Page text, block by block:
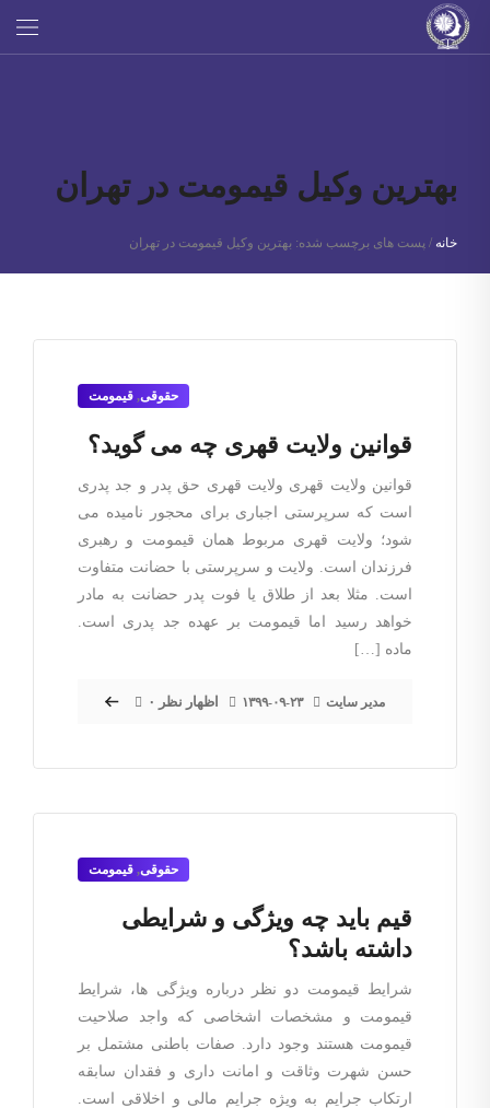
بهترین وکیل قیمومت در تهران
خانه / پست های برچسب شده: بهترین وکیل قیمومت در تهران
حقوقی, قیمومت
قوانین ولایت قهری چه می گوید؟
قوانین ولایت قهری ولایت قهری حق پدر و جد پدری
است که سرپرستی اجباری برای محجور نامیده می
شود؛ ولایت قهری مربوط همان قیمومت و رهبری
فرزندان است. ولایت و سرپرستی با حضانت متفاوت
است. مثلا بعد از طلاق یا فوت پدر حضانت به مادر
خواهد رسید اما قیمومت بر عهده جد پدری است.
ماده […]
مدیر سایت ۱۳۹۹-۰۹-۲۳ ۰ اظهار نظر
حقوقی, قیمومت
قیم باید چه ویژگی و شرایطی
داشته باشد؟
شرایط قیمومت دو نظر درباره ویژگی ها، شرایط
قیمومت و مشخصات اشخاصی که واجد صلاحیت
قیمومت هستند وجود دارد. صفات باطنی مشتمل بر
حسن شهرت وثاقت و امانت داری و فقدان سابقه
ارتکاب جرایم به ویژه جرایم مالی و اخلاقی است.